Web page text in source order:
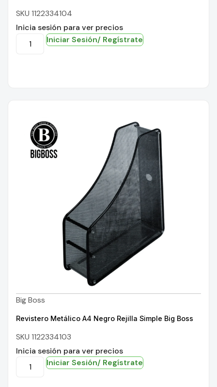
SKU 1122334104
Inicia sesión para ver precios
Iniciar Sesión/ Regístrate
Big Boss
Revistero Metálico A4 Negro Rejilla Simple Big Boss
SKU 1122334103
Inicia sesión para ver precios
Iniciar Sesión/ Regístrate